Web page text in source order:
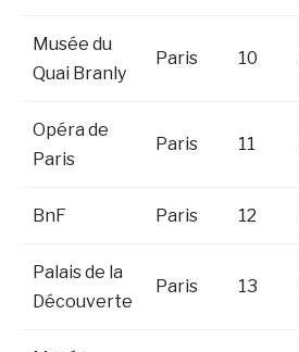
Musée du
Quai Branly
Paris 10
Opéra de
Paris
Paris 11
BnF Paris 12
Palais de la
Découverte
Paris 13